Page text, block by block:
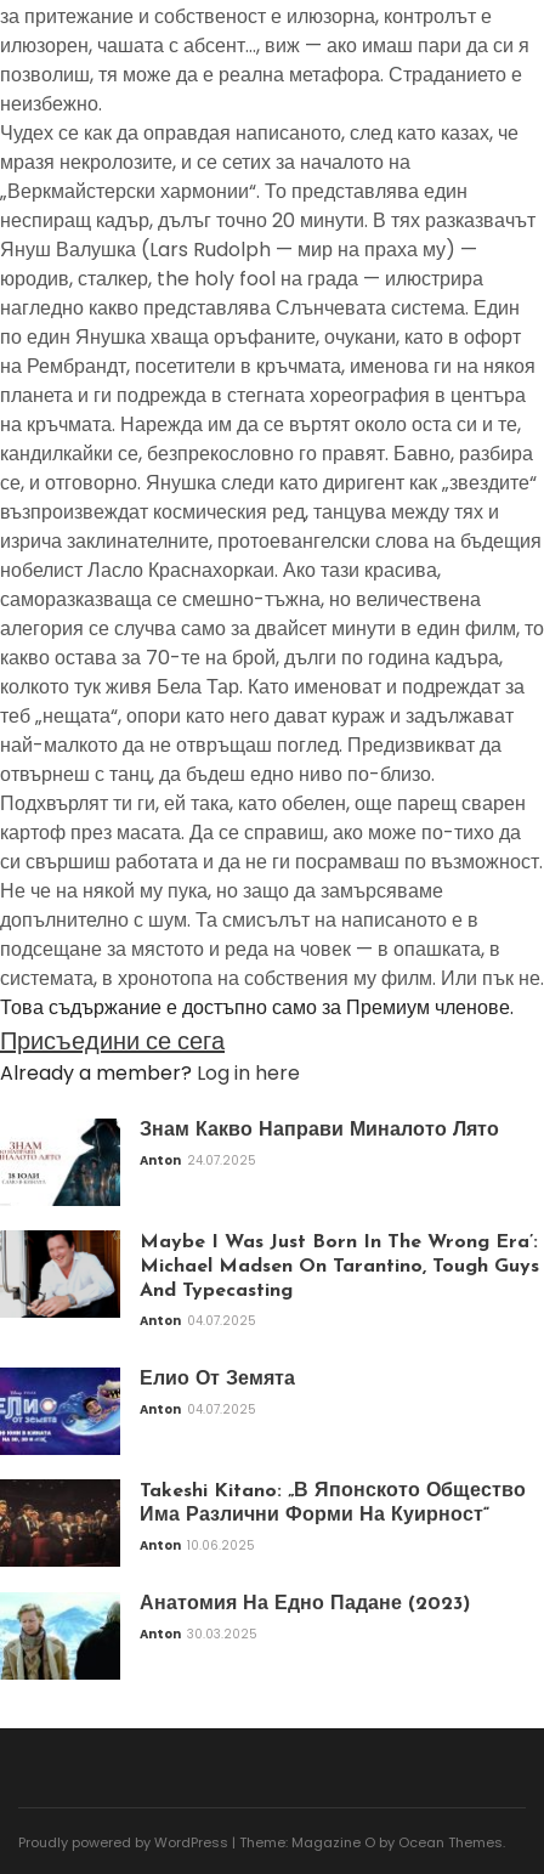
за притежание и собственост е илюзорна, контролът е
илюзорен, чашата с абсент…, виж — ако имаш пари да си я
позволиш, тя може да е реална метафора. Страданието е
неизбежно.
Чудех се как да оправдая написаното, след като казах, че
мразя некролозите, и се сетих за началото на
„Веркмайстерски хармонии“. То представлява един
неспиращ кадър, дълъг точно 20 минути. В тях разказвачът
Януш Валушка (Lars Rudolph — мир на праха му) —
юродив, сталкер, the holy fool на града — илюстрира
нагледно какво представлява Слънчевата система. Един
по един Янушка хваща оръфаните, очукани, като в офорт
на Рембрандт, посетители в кръчмата, именова ги на някоя
планета и ги подрежда в стегната хореография в центъра
на кръчмата. Нарежда им да се въртят около оста си и те,
кандилкайки се, безпрекословно го правят. Бавно, разбира
се, и отговорно. Янушка следи като диригент как „звездите“
възпроизвеждат космическия ред, танцува между тях и
изрича заклинателните, протоевангелски слова на бъдещия
нобелист Ласло Краснахоркаи. Ако тази красива,
саморазказваща се смешно-тъжна, но величествена
алегория се случва само за двайсет минути в един филм, то
какво остава за 70-те на брой, дълги по година кадъра,
колкото тук живя Бела Тар. Като именоват и подреждат за
теб „нещата“, опори като него дават кураж и задължават
най-малкото да не отвръщаш поглед. Предизвикват да
отвърнеш с танц, да бъдеш едно ниво по-близо.
Подхвърлят ти ги, ей така, като обелен, още парещ сварен
картоф през масата. Да се справиш, ако може по-тихо да
си свършиш работата и да не ги посрамваш по възможност.
Не че на някой му пука, но защо да замърсяваме
допълнително с шум. Та смисълът на написаното е в
подсещане за мястото и реда на човек — в опашката, в
системата, в хронотопа на собствения му филм. Или пък не.
Това съдържание е достъпно само за Премиум членове.
Присъедини се сега
Already a member? Log in here
Знам Какво Направи Миналото Лято
Anton 24.07.2025
Maybe I Was Just Born In The Wrong Era’:
Michael Madsen On Tarantino, Tough Guys
And Typecasting
Anton 04.07.2025
Елио От Земята
Anton 04.07.2025
Takeshi Kitano: „В Японското Общество
Има Различни Форми На Куирност“
Anton 10.06.2025
Анатомия На Едно Падане (2023)
Anton 30.03.2025
Proudly powered by WordPress | Theme: Magazine O by Ocean Themes.